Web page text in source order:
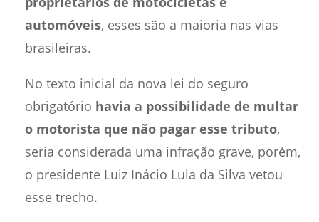
automóveis, esses são a maioria nas vias
brasileiras.
No texto inicial da nova lei do seguro
obrigatório havia a possibilidade de multar
o motorista que não pagar esse tributo,
seria considerada uma infração grave, porém,
o presidente Luiz Inácio Lula da Silva vetou
esse trecho.